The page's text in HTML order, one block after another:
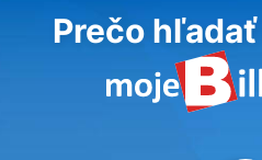
Prečo